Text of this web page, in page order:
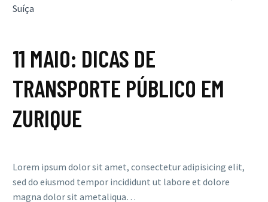
Suíça
11 MAIO: DICAS DE
TRANSPORTE PÚBLICO EM
ZURIQUE
Lorem ipsum dolor sit amet, consectetur adipisicing elit,
sed do eiusmod tempor incididunt ut labore et dolore
magna dolor sit ametaliqua…